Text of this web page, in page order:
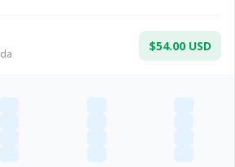
$54.00 USD